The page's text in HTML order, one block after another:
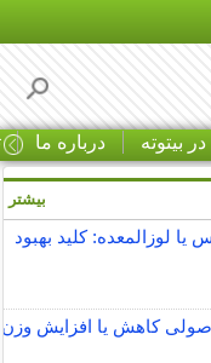
بیتوته درباره ما
لوزالمعده: کلید بهبود
اصولی کاهش یا افزایش وزن
بیشتر